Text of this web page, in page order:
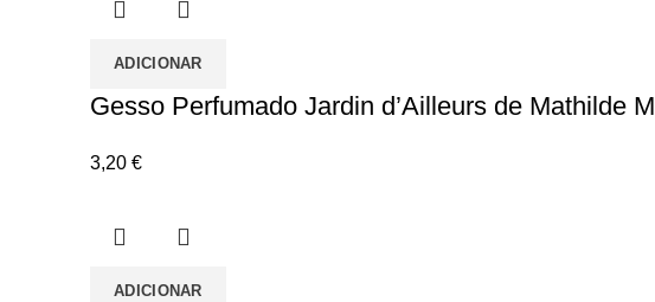
ADICIONAR
Gesso Perfumado Jardin d’Ailleurs de Mathilde M
3,20 €
ADICIONAR